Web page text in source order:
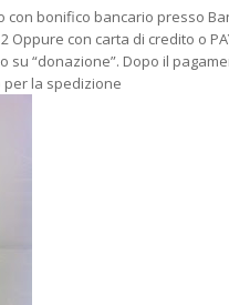
bonifico bancario presso
Oppure con carta di credito o
su “donazione”. Dopo il
la spedizione